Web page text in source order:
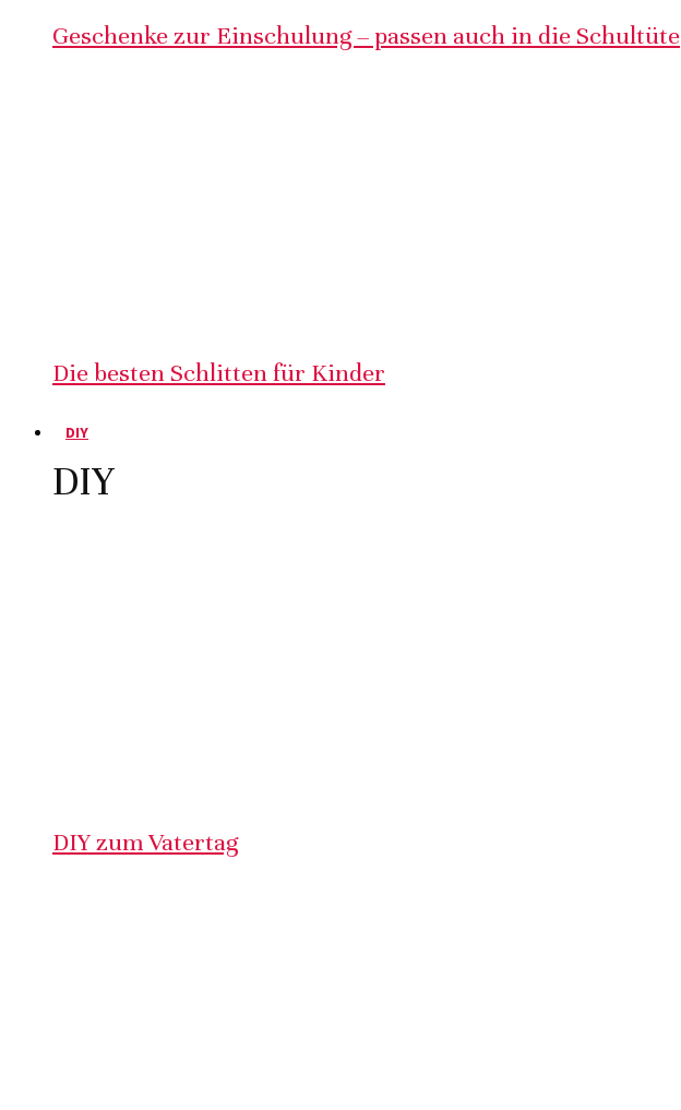
Geschenke zur Einschulung – passen auch in die Schultüte
Die besten Schlitten für Kinder
DIY
DIY
DIY zum Vatertag